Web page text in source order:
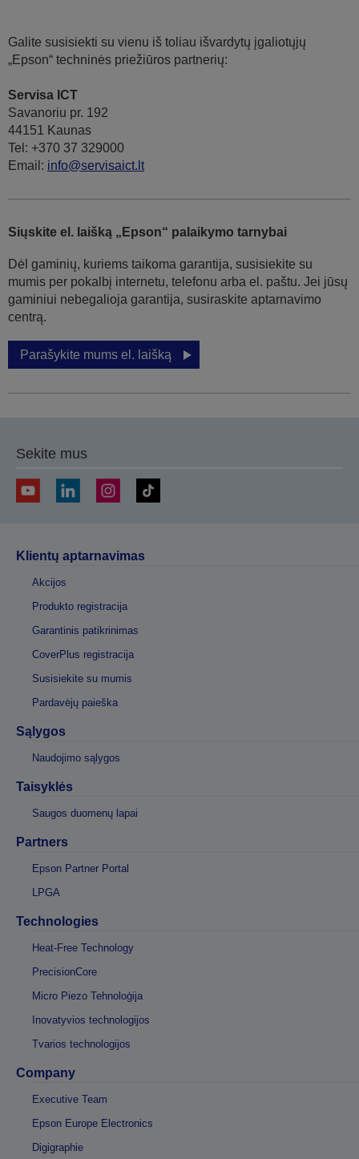
Galite susisiekti su vienu iš toliau išvardytų įgaliotųjų
„Epson“ techninės priežiūros partnerių:
Servisa ICT
Savanoriu pr. 192
44151 Kaunas
Tel: +370 37 329000
Email: info@servisaict.lt
Siųskite el. laišką „Epson“ palaikymo tarnybai
Dėl gaminių, kuriems taikoma garantija, susisiekite su
mumis per pokalbį internetu, telefonu arba el. paštu. Jei jūsų
gaminiui nebegalioja garantija, susiraskite aptarnavimo
centrą.
Parašykite mums el. laišką
Sekite mus
Klientų aptarnavimas
Akcijos
Produkto registracija
Garantinis patikrinimas
CoverPlus registracija
Susisiekite su mumis
Pardavėjų paieška
Sąlygos
Naudojimo sąlygos
Taisyklės
Saugos duomenų lapai
Partners
Epson Partner Portal
LPGA
Technologies
Heat-Free Technology
PrecisionCore
Micro Piezo Tehnoloģija
Inovatyvios technologijos
Tvarios technologijos
Company
Executive Team
Epson Europe Electronics
Digigraphie